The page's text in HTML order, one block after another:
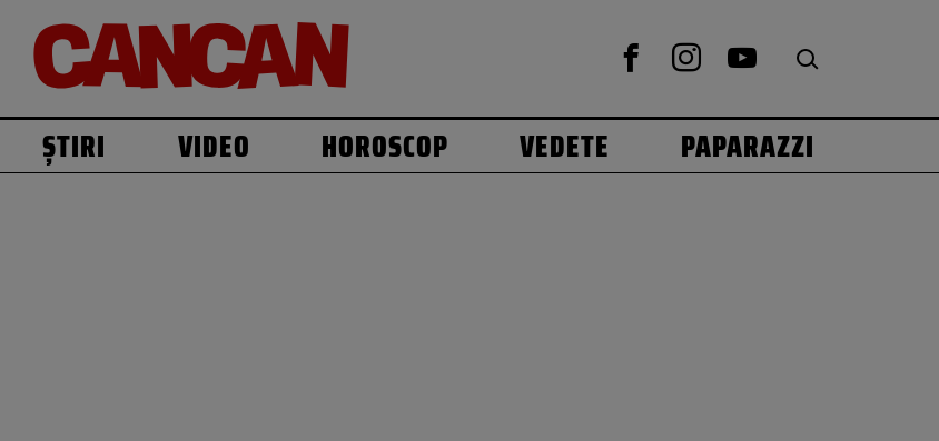
ȘTIRI VIDEO HOROSCOP VEDETE PAPARAZZI